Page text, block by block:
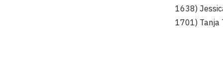
1638)
1701) Tanja